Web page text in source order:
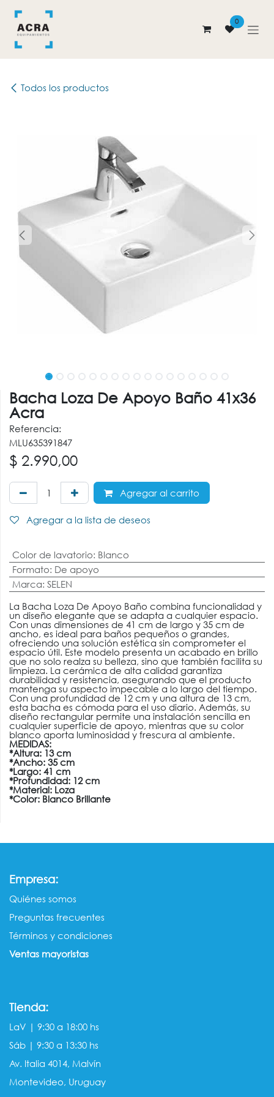
0
Todos los productos
Bacha Loza De Apoyo Baño 41x36
Acra
Referencia:
MLU635391847
$ 2.990,00
Agregar al carrito
Agregar a la lista de deseos
Color de lavatorio: Blanco
Formato: De apoyo
Marca: SELEN
La Bacha Loza De Apoyo Baño combina funcionalidad y
un diseño elegante que se adapta a cualquier espacio.
Con unas dimensiones de 41 cm de largo y 35 cm de
ancho, es ideal para baños pequeños o grandes,
ofreciendo una solución estética sin comprometer el
espacio útil. Este modelo presenta un acabado en brillo
que no solo realza su belleza, sino que también facilita su
limpieza. La cerámica de alta calidad garantiza
durabilidad y resistencia, asegurando que el producto
mantenga su aspecto impecable a lo largo del tiempo.
Con una profundidad de 12 cm y una altura de 13 cm,
esta bacha es cómoda para el uso diario. Además, su
diseño rectangular permite una instalación sencilla en
cualquier superficie de apoyo, mientras que su color
blanco aporta luminosidad y frescura al ambiente.
MEDIDAS:
*Altura: 13 cm
*Ancho: 35 cm
*Largo: 41 cm
*Profundidad: 12 cm
*Material: Loza
*Color: Blanco Brillante
Empresa:
Quiénes somos​​
Preguntas frecuentes
Términos y condiciones
Ventas mayorista​s
Tienda:
LaV | 9:30 a 18:00 hs
Sáb | 9:30 a 13:30 hs
Av. Italia 4014, Malvín
Montevideo, Uruguay